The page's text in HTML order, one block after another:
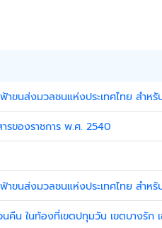
าขนส่งมวลชนแห่งประเทศไทย สำ
รของราชการ พ.ศ. 2540
าขนส่งมวลชนแห่งประเทศไทย สำ
นคืน ในท้องที่เขตปทุมวัน เขตบาง